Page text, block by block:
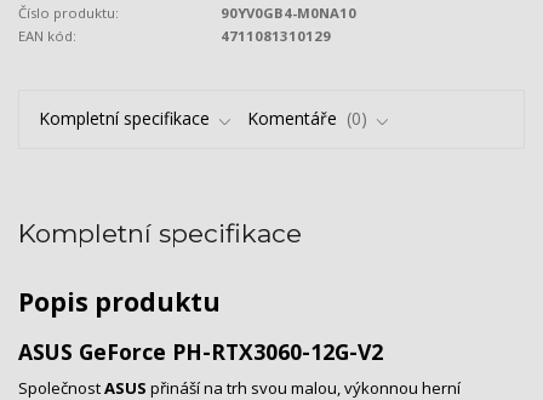
Číslo produktu:
90YV0GB4-M0NA10
EAN kód:
4711081310129
Kompletní specifikace Komentáře 0
Kompletní specifikace
Popis produktu
ASUS GeForce PH-RTX3060-12G-V2
SpolečnostASUS přináší na trh svou malou, výkonnou herní